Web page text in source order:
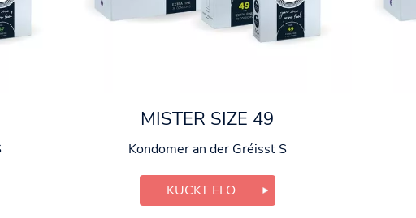
MISTER SIZE 49
Kondomer an der Gréisst S
KUCKT ELO